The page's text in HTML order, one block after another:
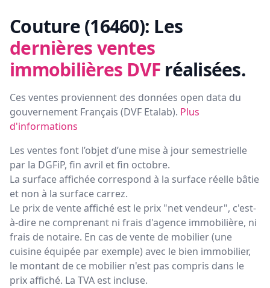
Couture (16460): Les
dernières ventes
immobilières DVF réalisées.
Ces ventes proviennent des données open data du
gouvernement Français (DVF Etalab). Plus
d'informations
Les ventes font l’objet d’une mise à jour semestrielle
par la DGFiP, fin avril et fin octobre.
La surface affichée correspond à la surface réelle bâtie
et non à la surface carrez.
Le prix de vente affiché est le prix "net vendeur", c'est-
à-dire ne comprenant ni frais d'agence immobilière, ni
frais de notaire. En cas de vente de mobilier (une
cuisine équipée par exemple) avec le bien immobilier,
le montant de ce mobilier n'est pas compris dans le
prix affiché. La TVA est incluse.